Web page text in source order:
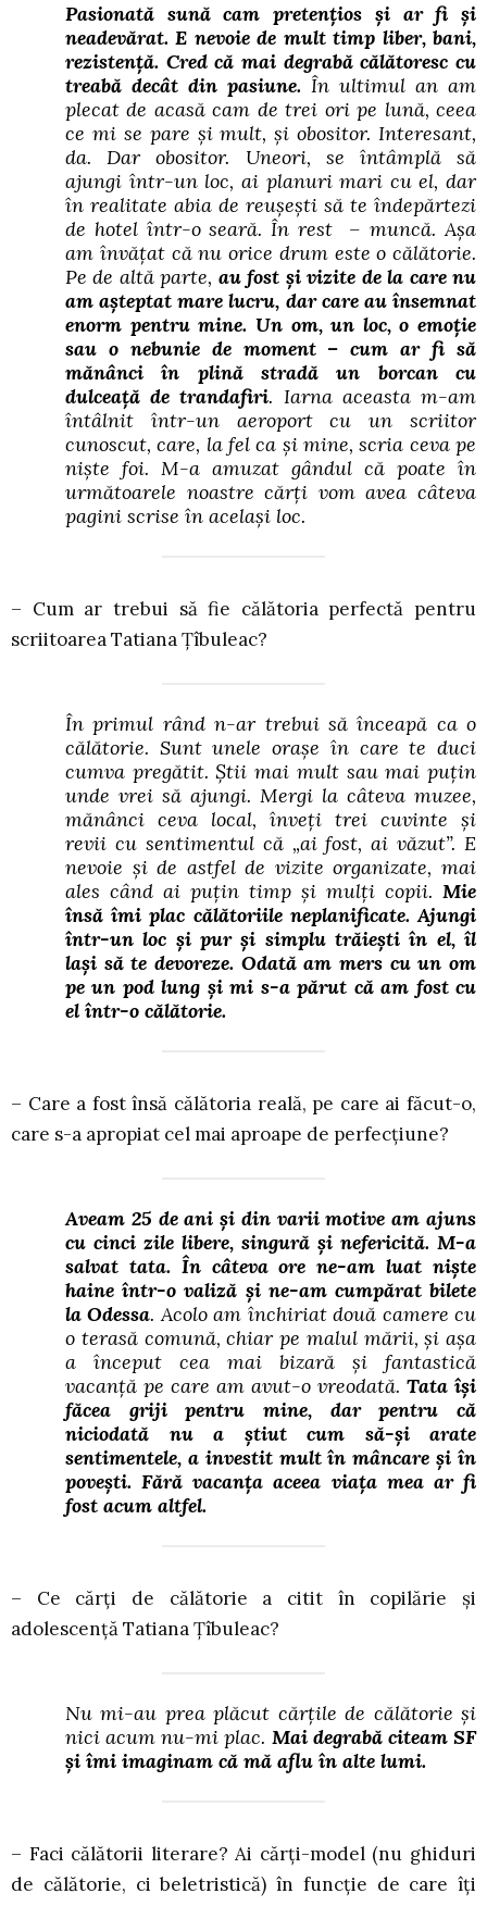
Pasionată sună cam pretențios și ar fi și
neadevărat. E nevoie de mult timp liber, bani,
rezistență. Cred că mai degrabă călătoresc cu
treabă decât din pasiune. În ultimul an am
plecat de acasă cam de trei ori pe lună, ceea
ce mi se pare și mult, și obositor. Interesant,
da. Dar obositor. Uneori, se întâmplă să
ajungi într-un loc, ai planuri mari cu el, dar
în realitate abia de reușești să te îndepărtezi
de hotel într-o seară. În rest – muncă. Așa
am învățat că nu orice drum este o călătorie.
Pe de altă parte, au fost și vizite de la care nu
am așteptat mare lucru, dar care au însemnat
enorm pentru mine. Un om, un loc, o emoție
sau o nebunie de moment – cum ar fi să
mănânci în plină stradă un borcan cu
dulceață de trandafiri. Iarna aceasta m-am
întâlnit într-un aeroport cu un scriitor
cunoscut, care, la fel ca și mine, scria ceva pe
niște foi. M-a amuzat gândul că poate în
următoarele noastre cărți vom avea câteva
pagini scrise în același loc.
– Cum ar trebui să fie călătoria perfectă pentru
scriitoarea Tatiana Țîbuleac?
În primul rând n-ar trebui să înceapă ca o
călătorie. Sunt unele orașe în care te duci
cumva pregătit. Știi mai mult sau mai puțin
unde vrei să ajungi. Mergi la câteva muzee,
mănânci ceva local, înveți trei cuvinte și
revii cu sentimentul că „ai fost, ai văzut”. E
nevoie și de astfel de vizite organizate, mai
ales când ai puțin timp și mulți copii. Mie
însă îmi plac călătoriile neplanificate. Ajungi
într-un loc și pur și simplu trăiești în el, îl
lași să te devoreze. Odată am mers cu un om
pe un pod lung și mi s-a părut că am fost cu
el într-o călătorie.
– Care a fost însă călătoria reală, pe care ai făcut-o,
care s-a apropiat cel mai aproape de perfecțiune?
Aveam 25 de ani și din varii motive am ajuns
cu cinci zile libere, singură și nefericită. M-a
salvat tata. În câteva ore ne-am luat niște
haine într-o valiză și ne-am cumpărat bilete
la Odessa. Acolo am închiriat două camere cu
o terasă comună, chiar pe malul mării, și așa
a început cea mai bizară și fantastică
vacanță pe care am avut-o vreodată. Tata își
făcea griji pentru mine, dar pentru că
niciodată nu a știut cum să-și arate
sentimentele, a investit mult în mâncare și în
povești. Fără vacanța aceea viața mea ar fi
fost acum altfel.
– Ce cărți de călătorie a citit în copilărie și
adolescență Tatiana Țîbuleac?
Nu mi-au prea plăcut cărțile de călătorie și
nici acum nu-mi plac. Mai degrabă citeam SF
și îmi imaginam că mă aflu în alte lumi.
– Faci călătorii literare? Ai cărți-model (nu ghiduri
de călătorie, ci beletristică) în funcție de care îți